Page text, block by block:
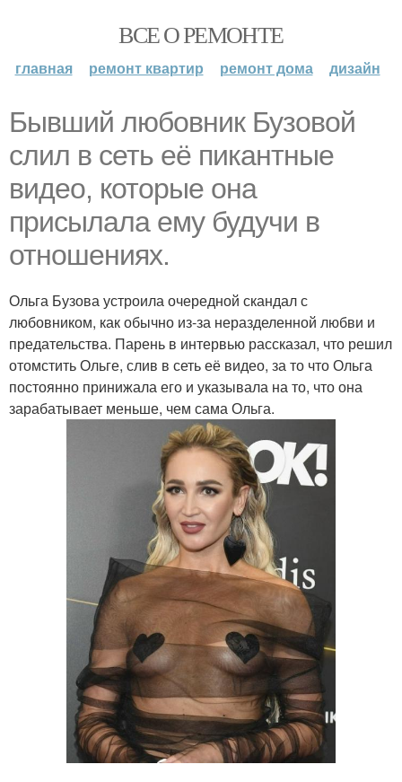
ВСЕ О РЕМОНТЕ
главная ремонт квартир ремонт дома дизайн
Бывший любовник Бузовой
слил в сеть её пикантные
видео, которые она
присылала ему будучи в
отношениях.
Ольга Бузова устроила очередной скандал с
любовником, как обычно из-за неразделенной любви и
предательства. Парень в интервью рассказал, что решил
отомстить Ольге, слив в сеть её видео, за то что Ольга
постоянно принижала его и указывала на то, что она
зарабатывает меньше, чем сама Ольга.